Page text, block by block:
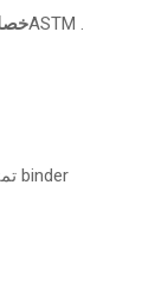
: تمتاز بصلابة شديدة، ومقاومة عالية تتناسب معASTM .
تمتاز بصلابة شديدة، ورائدة في تشطيبات الصب في جميع أنظمة binder